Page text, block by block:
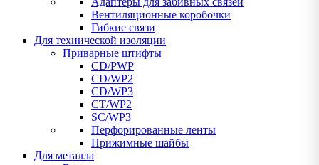
Вентиляционные коробочки
Гибкие связи
Для технической изоляции
Приварные штифты
CD/PWP
CD/WP2
CD/WP3
CT/WP2
SC/WP3
Перфорированные ленты
Прижимные шайбы
Для металла